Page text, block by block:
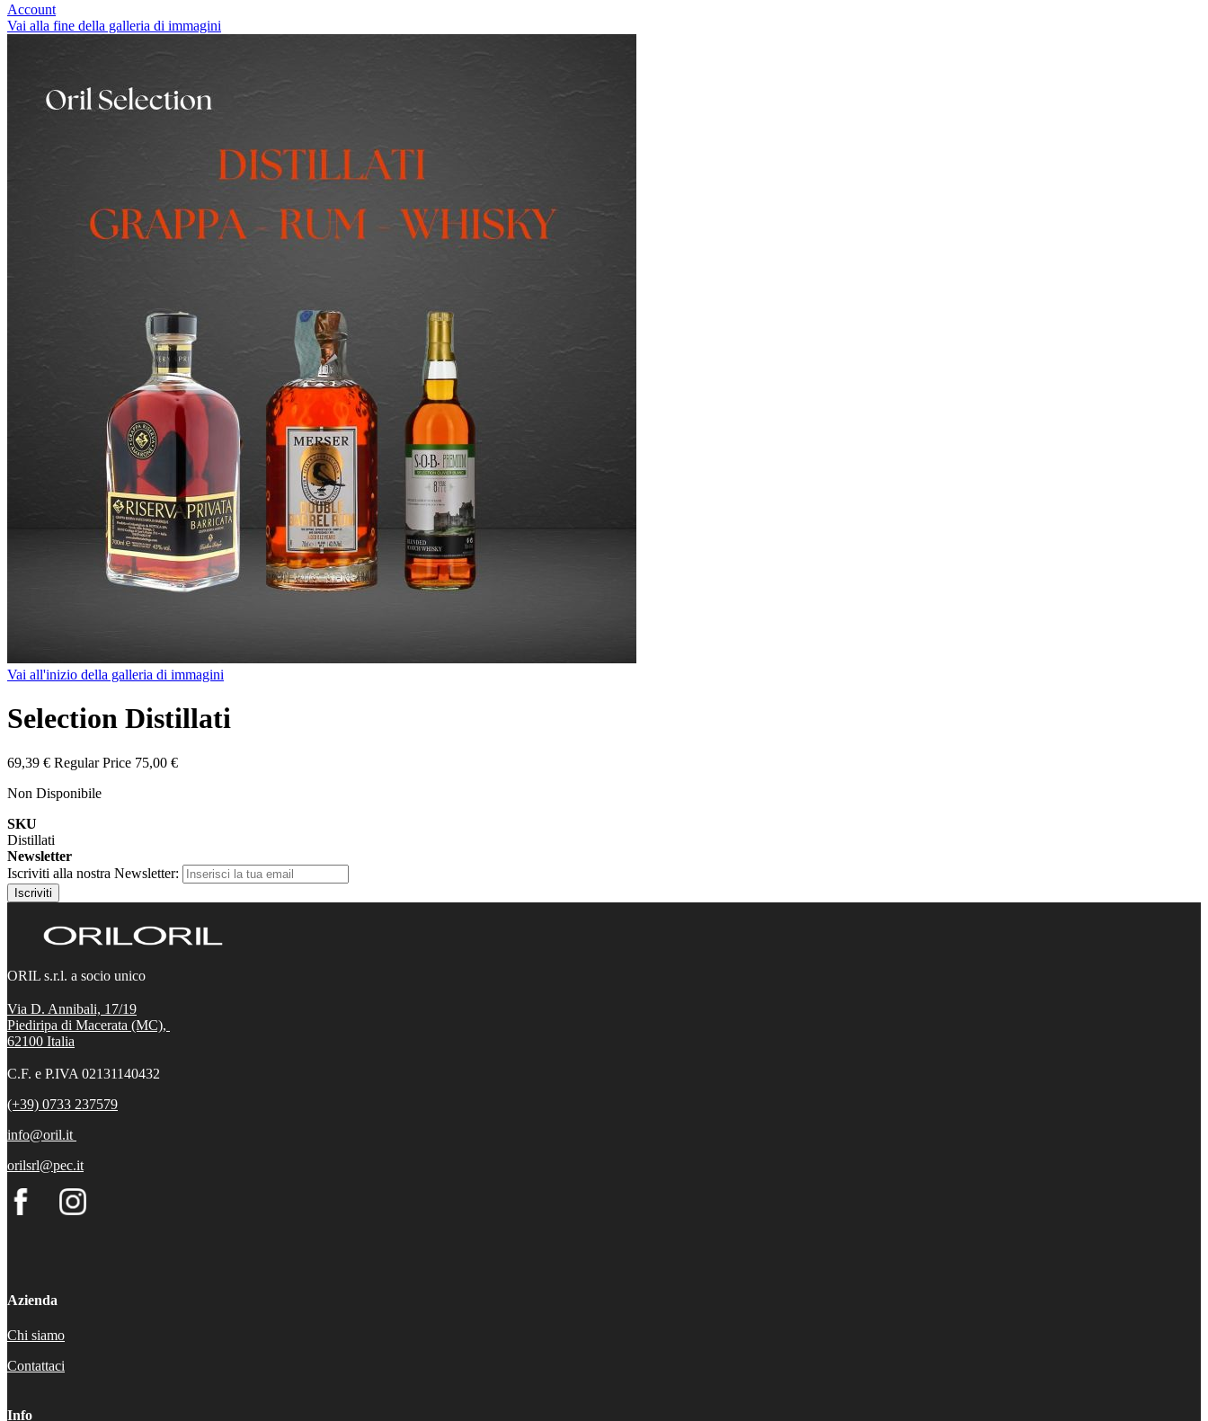
Account
Vai alla fine della galleria di immagini
Vai all'inizio della galleria di immagini
Selection Distillati
69,39 € Regular Price 75,00 €
Non Disponibile
SKU
Distillati
Newsletter
Iscriviti alla nostra Newsletter:
Iscriviti
ORIL s.r.l. a socio unico
Via D. Annibali, 17/19
Piediripa di Macerata (MC),
62100 Italia
C.F. e P.IVA 02131140432
(+39) 0733 237579
info@oril.it
orilsrl@pec.it
Azienda
Chi siamo
Contattaci
Info